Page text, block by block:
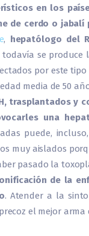
en los
de cerdo o
, hepatólogo del
se produce
por este
media de 50
trasplantados y
una
puede,
muy aislados
pasado la
de la
. Atender a la
el mejor